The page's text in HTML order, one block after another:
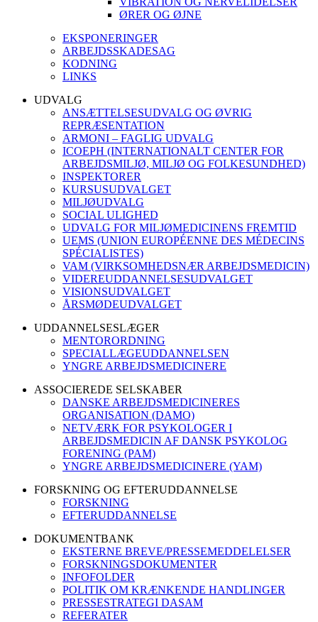
ØRER OG ØJNE
EKSPONERINGER
ARBEJDSSKADESAG
KODNING
LINKS
UDVALG
ANSÆTTELSESUDVALG OG ØVRIG
REPRÆSENTATION
ARMONI – FAGLIG UDVALG
ICOEPH (INTERNATIONALT CENTER FOR
ARBEJDSMILJØ, MILJØ OG FOLKESUNDHED)
INSPEKTORER
KURSUSUDVALGET
MILJØUDVALG
SOCIAL ULIGHED
UDVALG FOR MILJØMEDICINENS FREMTID
UEMS (UNION EUROPÉENNE DES MÉDECINS
SPÉCIALISTES)
VAM (VIRKSOMHEDSNÆR ARBEJDSMEDICIN)
VIDEREUDDANNELSESUDVALGET
VISIONSUDVALGET
ÅRSMØDEUDVALGET
UDDANNELSESLÆGER
MENTORORDNING
SPECIALLÆGEUDDANNELSEN
YNGRE ARBEJDSMEDICINERE
ASSOCIEREDE SELSKABER
DANSKE ARBEJDSMEDICINERES
ORGANISATION (DAMO)
NETVÆRK FOR PSYKOLOGER I
ARBEJDSMEDICIN AF DANSK PSYKOLOG
FORENING (PAM)
YNGRE ARBEJDSMEDICINERE (YAM)
FORSKNING OG EFTERUDDANNELSE
FORSKNING
EFTERUDDANNELSE
DOKUMENTBANK
EKSTERNE BREVE/PRESSEMEDDELELSER
FORSKNINGSDOKUMENTER
INFOFOLDER
POLITIK OM KRÆNKENDE HANDLINGER
PRESSESTRATEGI DASAM
REFERATER